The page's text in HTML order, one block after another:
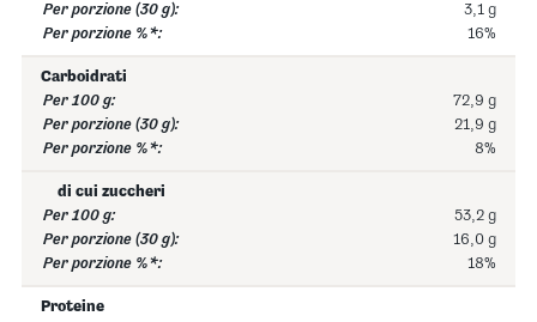
3,1 g
16%
Carboidrati
72,9 g
21,9 g
8%
di cui zuccheri
53,2 g
16,0 g
18%
Proteine